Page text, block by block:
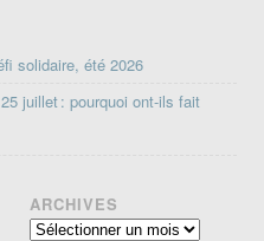
solidaire, été 2026
juillet : pourquoi ont-ils fait
ARCHIVES
Archives